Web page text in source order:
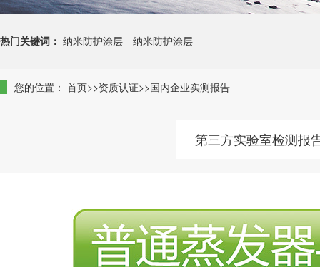
热门关键词： 纳米防护涂层 纳米防护涂层
您的位置： 首页>>资质认证>>国内企业实测报告
第三方实验室检测报